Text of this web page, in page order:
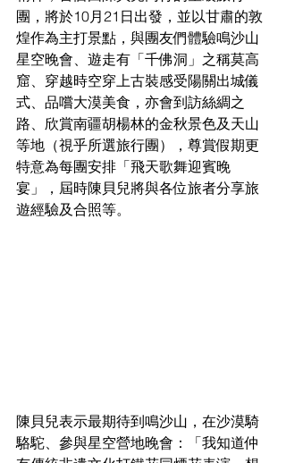
團，將於10月21日出發，並以甘肅的敦
煌作為主打景點，與團友們體驗鳴沙山
星空晚會、遊走有「千佛洞」之稱莫高
窟、穿越時空穿上古裝感受陽關出城儀
式、品嚐大漠美食，亦會到訪絲綢之
路、欣賞南疆胡楊林的金秋景色及天山
等地（視乎所選旅行團），尊賞假期更
特意為每團安排「飛天歌舞迎賓晚
宴」，屆時陳貝兒將與各位旅者分享旅
遊經驗及合照等。
陳貝兒表示最期待到鳴沙山，在沙漠騎
駱駝、參與星空營地晚會：「我知道仲